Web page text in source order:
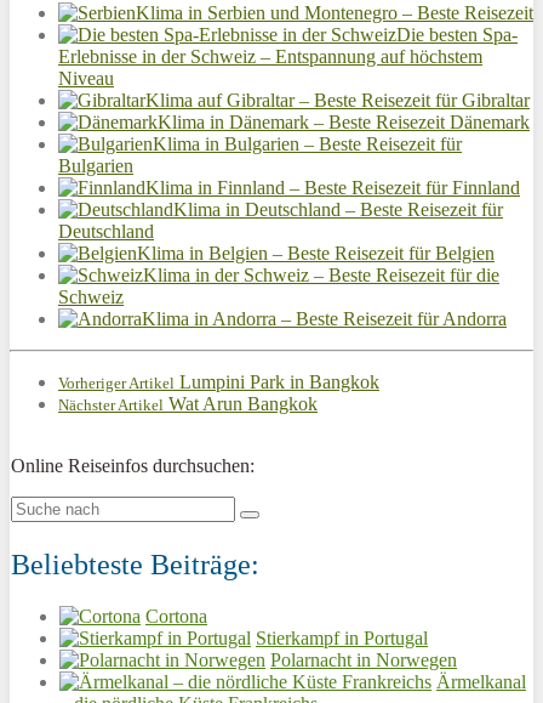
Klima in Serbien und Montenegro – Beste Reisezeit
Die besten Spa-
Erlebnisse in der Schweiz – Entspannung auf höchstem
Niveau
Klima auf Gibraltar – Beste Reisezeit für Gibraltar
Klima in Dänemark – Beste Reisezeit Dänemark
Klima in Bulgarien – Beste Reisezeit für
Bulgarien
Klima in Finnland – Beste Reisezeit für Finnland
Klima in Deutschland – Beste Reisezeit für
Deutschland
Klima in Belgien – Beste Reisezeit für Belgien
Klima in der Schweiz – Beste Reisezeit für die
Schweiz
Klima in Andorra – Beste Reisezeit für Andorra
Vorheriger Artikel Lumpini Park in Bangkok
Nächster Artikel Wat Arun Bangkok
Online Reiseinfos durchsuchen:
Beliebteste Beiträge:
Cortona
Stierkampf in Portugal
Polarnacht in Norwegen
Ärmelkanal